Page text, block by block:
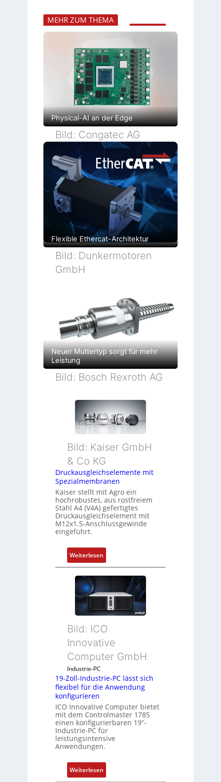
MEHR ZUM THEMA
Physical-AI an der Edge
Bild: Congatec AG
Flexible Ethercat-Architektur
Bild: Dunkermotoren
GmbH
Neuer Muttertyp sorgt für mehr
Leistung
Bild: Bosch Rexroth AG
Bild: Kaiser GmbH
& Co KG
Druckausgleichselemente mit
Spezialmembranen
Kaiser stellt mit Agro ein
hochrobustes, aus rostfreiem
Stahl A4 (V4A) gefertigtes
Druckausgleichselement mit
M12x1.5-Anschlussgewinde
eingeführt.
Weiterlesen:
D
r
u
c
a
u
s
g
l
i
c
s
e
l
e
m
e
n
Bild: ICO
Innovative
Computer GmbH
Industrie-PC
19-Zoll-Industrie-PC lässt sich
flexibel für die Anwendung
konfigurieren
ICO Innovative Computer bietet
mit dem Controlmaster 1785
einen konfigurierbaren 19“-
Industrie-PC für
leistungsintensive
Anwendungen.
Weiterlesen:
1